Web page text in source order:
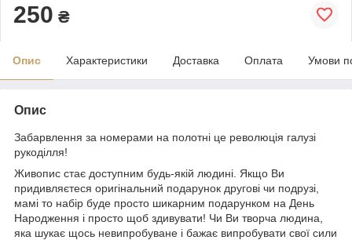
250 ₴
Опис Характеристики Доставка Оплата Умови
Опис
Забарвлення за номерами на полотні це революція галузі
рукоділля!
Живопис стає доступним будь-якій людині. Якщо Ви
придивляєтеся оригінальний подарунок другові чи подрузі,
мамі то набір буде просто шикарним подарунком на День
Народження і просто щоб здивувати! Чи Ви творча людина,
яка шукає щось невипробуване і бажає випробувати свої сили